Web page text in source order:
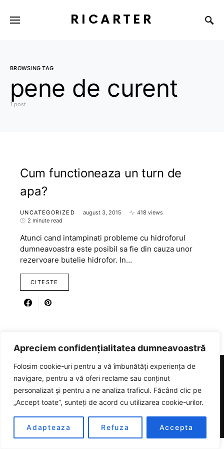
Apreciem confidențialitatea dumneavoastră
Folosim cookie-uri pentru a vă îmbunătăți experiența de
navigare, pentru a vă oferi reclame sau conținut
personalizat și pentru a ne analiza traficul. Făcând clic pe
„Accept toate”, sunteți de acord cu utilizarea cookie-urilor.
Adapteaza Refuza Accepta
RICARTER
BROWSING TAG
pene de curent
1 post
Cum functioneaza un turn de
apa?
UNCATEGORIZED august 3, 2015
418 views
2 minute read
Atunci cand intampinati probleme cu hidroforul
dumneavoastra este posibil sa fie din cauza unor
rezervoare butelie hidrofor. In…
CITESTE
RICARTER
Designed & Developed by